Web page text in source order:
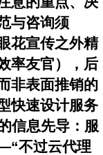
与咨询须
花宣传之外精
率友官），后
非表面推销的
快速设计服务
信息先导：服
不过云代理